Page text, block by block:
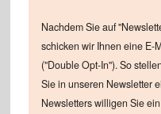
Nachdem Sie auf
schicken wir Ihnen eine E-
("Double Opt-In"). So
Sie in unseren Newsletter
Newsletters willigen Sie